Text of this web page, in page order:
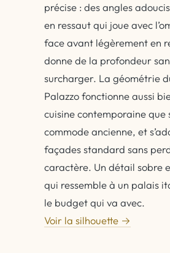
précise : des angles
en ressaut qui joue avec
face avant légèrement en
donne de la profondeur
surcharger. La géométrie
Palazzo fonctionne aussi
cuisine contemporaine que
commode ancienne, et
façades standard sans
caractère. Un détail sobre
qui ressemble à un palais
le budget qui va avec.
Voir la silhouette →